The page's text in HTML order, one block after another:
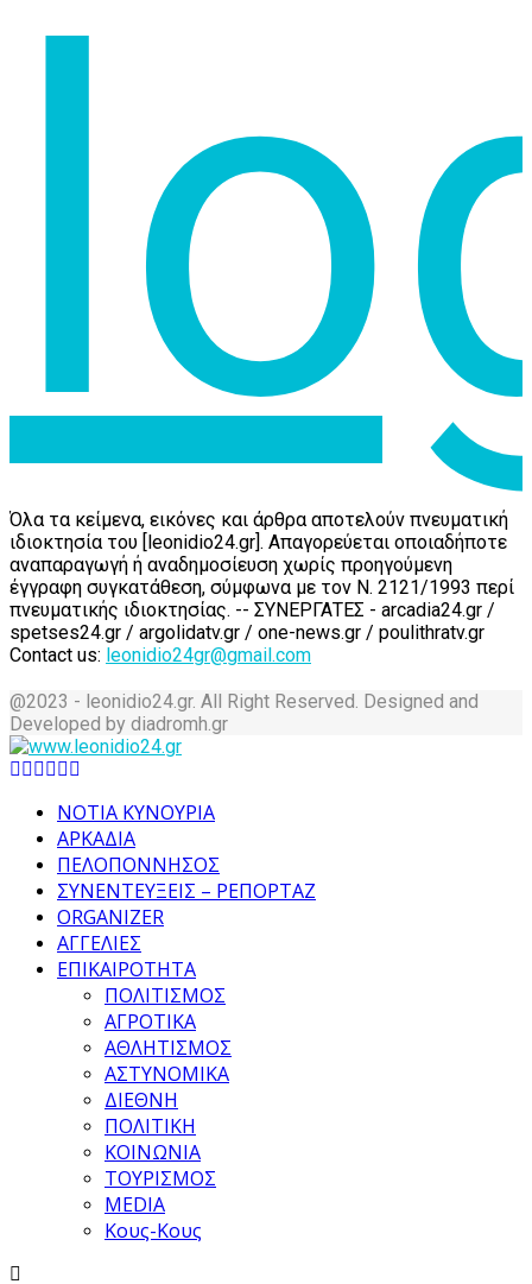
Όλα τα κείμενα, εικόνες και άρθρα αποτελούν πνευματική
ιδιοκτησία του [leonidio24.gr]. Απαγορεύεται οποιαδήποτε
αναπαραγωγή ή αναδημοσίευση χωρίς προηγούμενη
έγγραφη συγκατάθεση, σύμφωνα με τον Ν. 2121/1993 περί
πνευματικής ιδιοκτησίας. -- ΣΥΝΕΡΓΑΤΕΣ - arcadia24.gr /
spetses24.gr / argolidatv.gr / one-news.gr / poulithratv.gr
Contact us: leonidio24gr@gmail.com
@2023 - leonidio24.gr. All Right Reserved. Designed and
Developed by diadromh.gr
Facebook
Twitter
Instagram
Pinterest
Tumblr
ΝΟΤΙΑ ΚΥΝΟΥΡΙΑ
ΑΡΚΑΔΙΑ
ΠΕΛΟΠΟΝΝΗΣΟΣ
ΣΥΝΕΝΤΕΥΞΕΙΣ – ΡΕΠΟΡΤΑΖ
ORGANIZER
ΑΓΓΕΛΙΕΣ
ΕΠΙΚΑΙΡΟΤΗΤΑ
ΠΟΛΙΤΙΣΜΟΣ
ΑΓΡΟΤΙΚΑ
ΑΘΛΗΤΙΣΜΟΣ
ΑΣΤΥΝΟΜΙΚΑ
ΔΙΕΘΝΗ
ΠΟΛΙΤΙΚΗ
ΚΟΙΝΩΝΙΑ
ΤΟΥΡΙΣΜΟΣ
MEDIA
Κους-Κους